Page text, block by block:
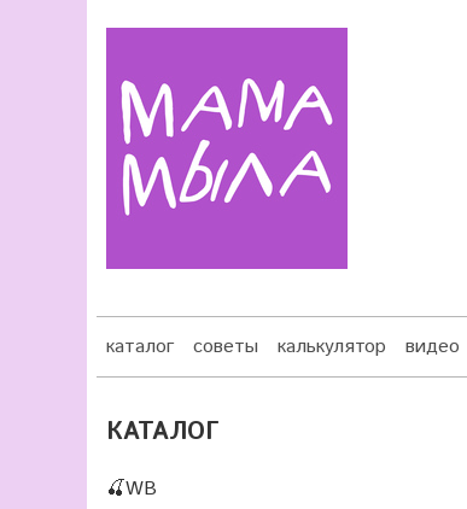
каталог советы калькулятор видео
КАТАЛОГ
🍒WB